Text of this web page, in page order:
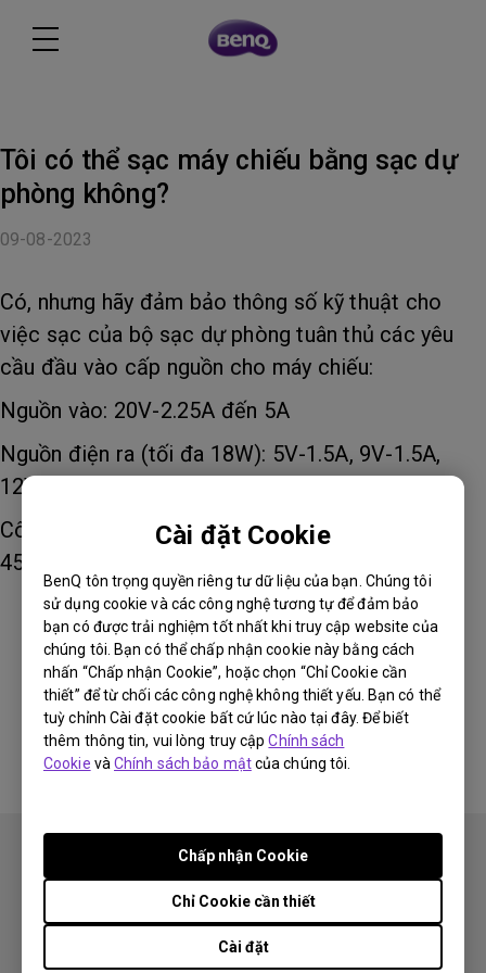
Cài đặt Cookie
BenQ tôn trọng quyền riêng tư dữ liệu của bạn. Chúng tôi
sử dụng cookie và các công nghệ tương tự để đảm bảo
bạn có được trải nghiệm tốt nhất khi truy cập website của
chúng tôi. Bạn có thể chấp nhận cookie này bằng cách
nhấn “Chấp nhận Cookie”, hoặc chọn “Chỉ Cookie cần
thiết” để từ chối các công nghệ không thiết yếu. Bạn có thể
tuỳ chỉnh Cài đặt cookie bất cứ lúc nào tại đây. Để biết
thêm thông tin, vui lòng truy cậpChính sách
Cookie vàChính sách bảo mậtcủa chúng tôi.
Cài đặt
Chỉ Cookie cần thiết
Chấp nhận Cookie
Tôi có thể sạc máy chiếu bằng sạc dự
phòng không?
09-08-2023
Có, nhưng hãy đảm bảo thông số kỹ thuật cho
việc sạc của bộ sạc dự phòng tuân thủ các yêu
cầu đầu vào cấp nguồn cho máy chiếu:
Nguồn vào: 20V-2.25A đến 5A
Nguồn điện ra (tối đa 18W): 5V-1.5A, 9V-1.5A,
12V-1.5A, 15V1.2A
Công suất cấp nguồn tương thích:
45W/65W/100W
Thông tin này có hữu ích không?
Có Không